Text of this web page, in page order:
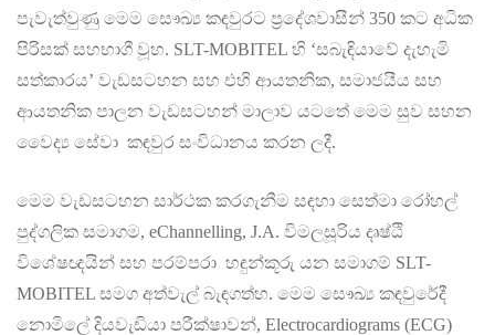
පැවැත්වුණු මෙම සෞඛ්‍ය කඳවුරට ප්‍රදේශවාසීන් 350 කට අධික
පිරිසක් සහභාගී වූහ. SLT-MOBITEL හි ‘සබැඳියාවේ දැහැමි
සත්කාරය’ වැඩසටහන සහ එහි ආයතනික, සමාජයීය සහ
ආයතනික පාලන වැඩසටහන් මාලාව යටතේ මෙම සුව සහන
වෛද්‍ය සේවා කඳවුර සංවිධානය කරන ලදී.
මෙම වැඩසටහන සාර්ථක කරගැනීම සඳහා සෙත්මා රෝහල්
පුද්ගලික සමාගම, eChannelling, J.A. විමලසූරිය දෘෂ්ඨි
විශේෂඥයින් සහ පරම්පරා හඳුන්කූරු යන සමාගම් SLT-
MOBITEL සමග අත්වැල් බැඳගත්හ. මෙම සෞඛ්‍ය කඳවුරේදී
නොමිලේ දියවැඩියා පරීක්ෂාවන්, Electrocardiograms (ECG)